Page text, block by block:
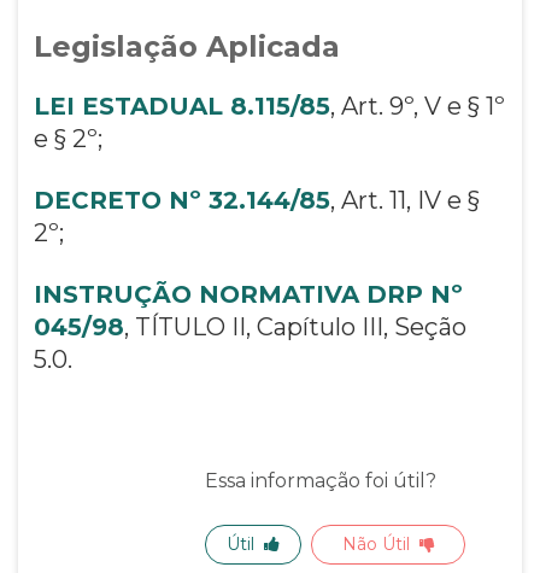
Legislação Aplicada
LEI ESTADUAL 8.115/85, Art. 9º, V e § 1º
e § 2º;
DECRETO Nº 32.144/85, Art. 11, IV e §
2º;
INSTRUÇÃO NORMATIVA DRP Nº
045/98, TÍTULO II, Capítulo III, Seção
5.0.
Essa informação foi útil?
Útil Não Útil